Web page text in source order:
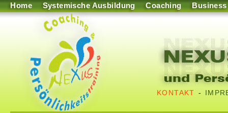
Home Systemische Ausbildung Coaching Business
KONTAKT -